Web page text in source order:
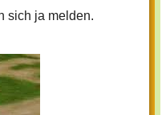
sich ja melden.